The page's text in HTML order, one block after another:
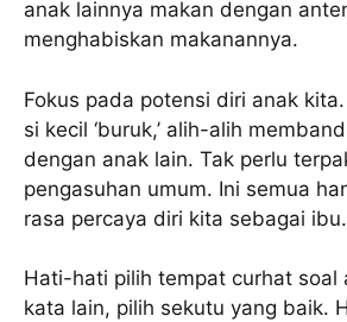
anak lainnya makan dengan
menghabiskan makanannya.
Fokus pada potensi diri anak
si kecil ‘buruk,’ alih-alih
dengan anak lain. Tak perlu
pengasuhan umum. Ini semua
rasa percaya diri kita sebagai ibu.
Hati-hati pilih tempat curhat soal
kata lain, pilih sekutu yang baik.